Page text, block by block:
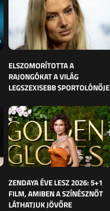
ELSZOMORÍTOTTA A
RAJONGÓKAT A VILÁG
LEGSZEXISEBB SPORTOLÓNŐJE
ZENDAYA ÉVE LESZ 2026: 5+1
FILM, AMIBEN A SZÍNÉSZNŐT
LÁTHATJUK JÖVŐRE